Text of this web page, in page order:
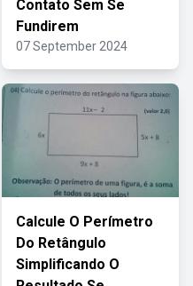
Contato Sem Se
Fundirem
07 September 2024
Calcule O Perímetro
Do Retângulo
Simplificando O